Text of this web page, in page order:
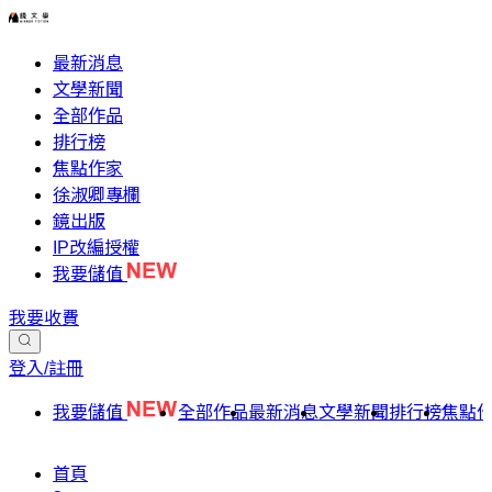
最新消息
文學新聞
全部作品
排行榜
焦點作家
徐淑卿專欄
鏡出版
IP改編授權
我要儲值
我要收費
登入/註冊
我要儲值 全部作品最新消息文學新聞排行榜焦點
首頁